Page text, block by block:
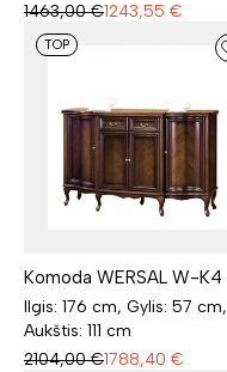
1463,00 €1243,55 €
TOP
Komoda WERSAL W-K4
Ilgis: 176 cm, Gylis: 57 cm,
Aukštis: 111 cm
2104,00 €1788,40 €